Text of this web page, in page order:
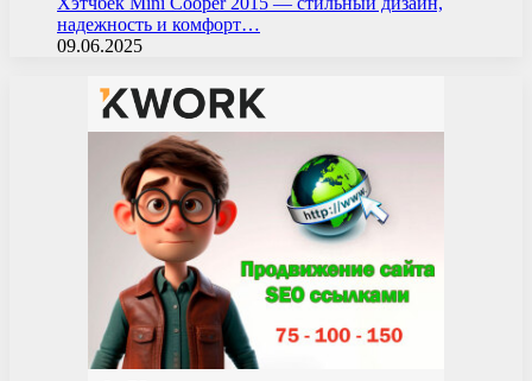
надежность и комфорт…
09.06.2025